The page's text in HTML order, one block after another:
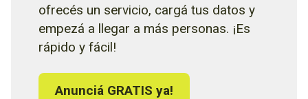
ofrecés un servicio, cargá tus datos y
empezá a llegar a más personas. ¡Es
rápido y fácil!
Anunciá GRATIS ya!